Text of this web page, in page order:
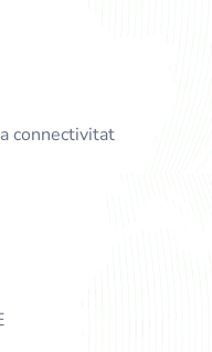
connectivitat